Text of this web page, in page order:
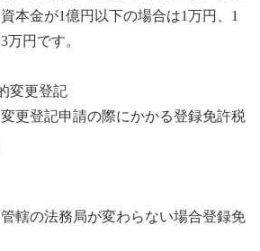
本金が1億円以下の場合は1万円、1
円です。
変更登記
更登記申請の際にかかる登録免許税
轄の法務局が変わらない場合登録免